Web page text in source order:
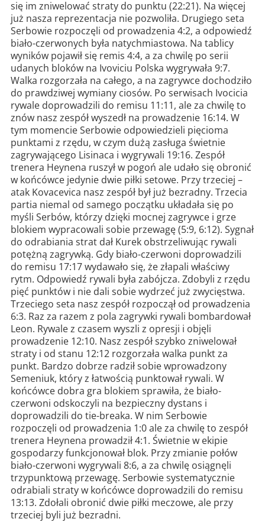
się im zniwelować straty do punktu (22:21). Na więcej
już nasza reprezentacja nie pozwoliła. Drugiego seta
Serbowie rozpoczęli od prowadzenia 4:2, a odpowiedź
biało-czerwonych była natychmiastowa. Na tablicy
wyników pojawił się remis 4:4, a za chwilę po serii
udanych bloków na Ivoviciu Polska wygrywała 9:7.
Walka rozgorzała na całego, a na zagrywce dochodziło
do prawdziwej wymiany ciosów. Po serwisach Ivocicia
rywale doprowadzili do remisu 11:11, ale za chwilę to
znów nasz zespół wyszedł na prowadzenie 16:14. W
tym momencie Serbowie odpowiedzieli pięcioma
punktami z rzędu, w czym dużą zasługa świetnie
zagrywającego Lisinaca i wygrywali 19:16. Zespół
trenera Heynena ruszył w pogoń ale udało się obronić
w końcówce jedynie dwie piłki setowe. Przy trzeciej –
atak Kovacevica nasz zespół był już bezradny. Trzecia
partia niemal od samego początku układała się po
myśli Serbów, którzy dzięki mocnej zagrywce i grze
blokiem wypracowali sobie przewagę (5:9, 6:12). Sygnał
do odrabiania strat dał Kurek obstrzeliwując rywali
potężną zagrywką. Gdy biało-czerwoni doprowadzili
do remisu 17:17 wydawało się, że złapali właściwy
rytm. Odpowiedź rywali była zabójcza. Zdobyli z rzędu
pięć punktów i nie dali sobie wydrzeć już zwycięstwa.
Trzeciego seta nasz zespół rozpoczął od prowadzenia
6:3. Raz za razem z pola zagrywki rywali bombardował
Leon. Rywale z czasem wyszli z opresji i objęli
prowadzenie 12:10. Nasz zespół szybko zniwelował
straty i od stanu 12:12 rozgorzała walka punkt za
punkt. Bardzo dobrze radził sobie wprowadzony
Semeniuk, który z łatwością punktował rywali. W
końcówce dobra gra blokiem sprawiła, że biało-
czerwoni odskoczyli na bezpieczny dystans i
doprowadzili do tie-breaka. W nim Serbowie
rozpoczęli od prowadzenia 1:0 ale za chwilę to zespół
trenera Heynena prowadził 4:1. Świetnie w ekipie
gospodarzy funkcjonował blok. Przy zmianie połów
biało-czerwoni wygrywali 8:6, a za chwilę osiągnęli
trzypunktową przewagę. Serbowie systematycznie
odrabiali straty w końcówce doprowadzili do remisu
13:13. Zdołali obronić dwie piłki meczowe, ale przy
trzeciej byli już bezradni.